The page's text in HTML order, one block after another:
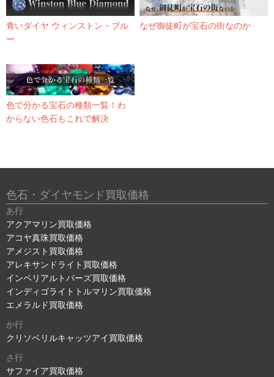
青いダイヤ ウィンストン・ブル
ー
なぜ御徒町が宝石の街なのか
色で分かる宝石の種類一覧！わ
からない色石もこれで解決
色石・ダイヤモンド買取価格
あ行
アクアマリン買取価格
アコヤ真珠買取価格
アメジスト買取価格
アレキサンドライト買取価格
インペリアルトパーズ買取価格
インディゴライトトルマリン買取価格
エメラルド買取価格
か行
クリソベリルキャッツアイ買取価格
さ行
サファイア買取価格